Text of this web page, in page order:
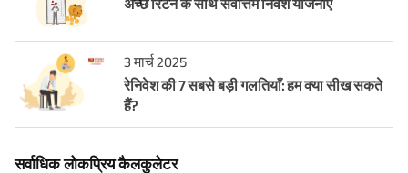
अच्छे रिटर्न के साथ सर्वोत्तम निवेश योजनाएँ
3 मार्च 2025
रेनिवेश की 7 सबसे बड़ी गलतियाँ: हम क्या सीख सकते
हैं?
सर्वाधिक लोकप्रिय कैलकुलेटर